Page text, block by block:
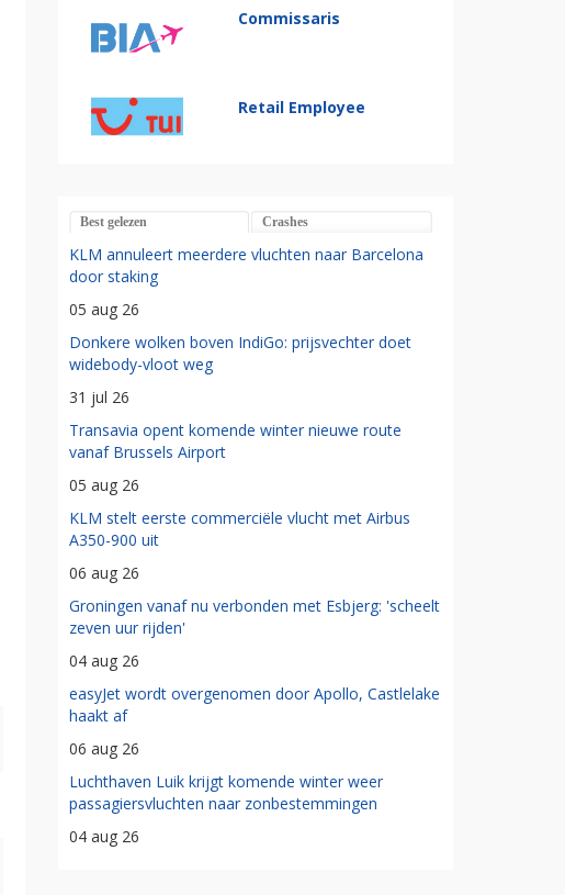
Commissaris
Retail Employee
Best gelezen Crashes
KLM annuleert meerdere vluchten naar Barcelona
door staking
05 aug 26
Donkere wolken boven IndiGo: prijsvechter doet
widebody-vloot weg
31 jul 26
Transavia opent komende winter nieuwe route
vanaf Brussels Airport
05 aug 26
KLM stelt eerste commerciële vlucht met Airbus
A350-900 uit
06 aug 26
Groningen vanaf nu verbonden met Esbjerg: 'scheelt
zeven uur rijden'
04 aug 26
easyJet wordt overgenomen door Apollo, Castlelake
haakt af
06 aug 26
Luchthaven Luik krijgt komende winter weer
passagiersvluchten naar zonbestemmingen
04 aug 26